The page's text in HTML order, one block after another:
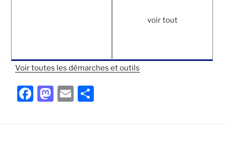
voir tout
Voir toutes les démarches et outils
F
M E